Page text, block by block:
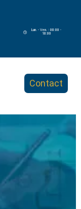
Lun. - Ven. : 08:00 -
18:00
Contact